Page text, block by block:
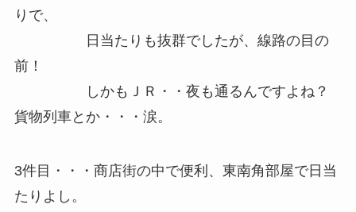
りで、
日当たりも抜群でしたが、線路の目の
前！
しかもＪＲ・・夜も通るんですよね？
貨物列車とか・・・涙。
3件目・・・商店街の中で便利、東南角部屋で日当
たりよし。